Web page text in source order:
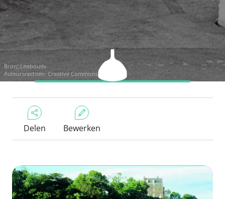
Bron: Leoboudv
Auteursrechten: Creative Commons CC BY 2.0
Delen Bewerken